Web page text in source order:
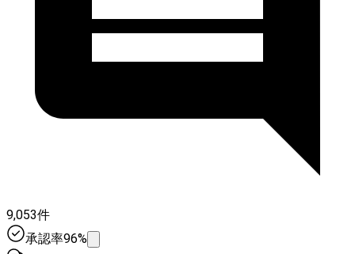
9,053件
承認率96%